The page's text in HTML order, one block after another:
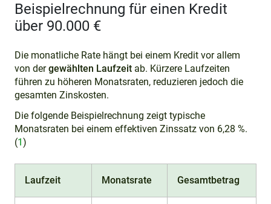
Beispielrechnung für einen Kredit
über 90.000 €
Die monatliche Rate hängt bei einem Kredit vor allem
von dergewählten Laufzeit ab. Kürzere Laufzeiten
führen zu höheren Monatsraten, reduzieren jedoch die
gesamten Zinskosten.
Die folgende Beispielrechnung zeigt typische
Monatsraten bei einem effektiven Zinssatz von 6,28 %.
(1)
Laufzeit Monatsrate Gesamtbetrag